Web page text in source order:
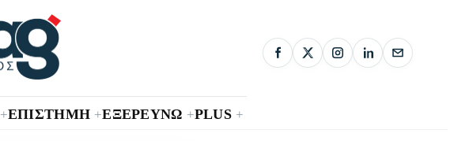
+ΕΠΙΣΤΗΜΗ +ΕΞΕΡΕΥΝΩ +PLUS +